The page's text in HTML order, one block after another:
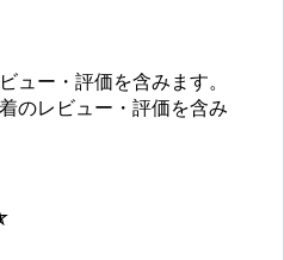
ュー・評価を含みます。
のレビュー・評価を含み